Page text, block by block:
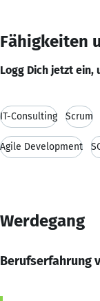
Fähigkeiten
Logg Dich jetzt ein,
IT-Consulting Scrum
Agile Development
Werdegang
Berufserfahrung